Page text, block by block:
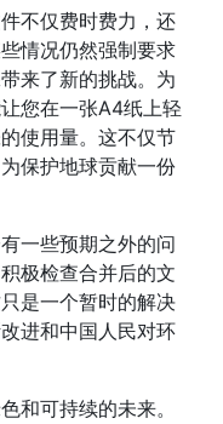
不仅费时费力，还
情况仍然强制要求
来了新的挑战。为
您在一张A4纸上轻
使用量。这不仅节
保护地球贡献一份
一些预期之外的问
极检查合并后的文
是一个暂时的解决
进和中国人民对环
和可持续的未来。